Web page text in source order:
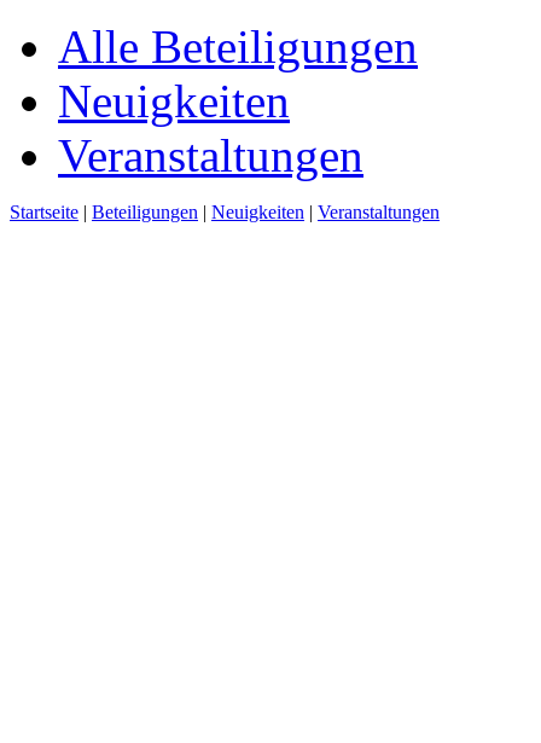
Alle Beteiligungen
Neuigkeiten
Veranstaltungen
Startseite | Beteiligungen | Neuigkeiten | Veranstaltungen